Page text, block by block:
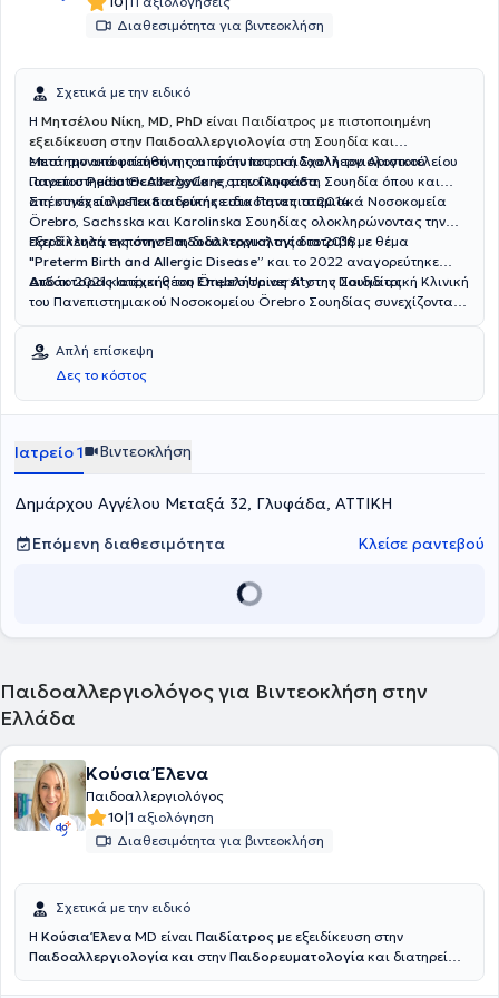
Διαθεσιμότητα για βιντεοκλήση
Σχετικά με την ειδικό
Η Μητσέλου Νίκη, MD, PhD είναι Παιδίατρος με πιστοποιημένη
εξειδίκευση στην Παιδοαλλεργιολογία στη Σουηδία και
επιστημονικά υπεύθυνη του πρότυπου παιδοαλλεργιολογικού
ιατρείουPediatricAllergyCareστηνΓλυφάδα.
Μετά την αποφοίτησή της από την Ιατρική Σχολή του Αριστοτελείου
Πανεπιστημίου Θεσσαλονίκης, μετοίκησε στη Σουηδία όπου και
απέκτησε τίτλοΠαιδιατρικήςειδικότητας το 2014.
Στη συνέχεια μετεκπαιδεύτηκε στα Πανεπιστημιακά Νοσοκομεία
Örebro, Sachsska και Karolinska Σουηδίας ολοκληρώνοντας την
εξειδίκευσή της στηνΠαιδοαλλεργιολογίατο 2018.
Παράλληλα εκπόνησε τη διδακτορική της διατριβή με θέμα
"Preterm Birth and Allergic Disease” και το 2022 αναγορεύτηκε
ΔιδάκτοραςΙατρικής του Örebro University της Σουηδίας.
Από το 2021 κατέχει θέση Επιμελήτριας Α'στην Παιδιατρική Κλινική
του Πανεπιστημιακού Νοσοκομείου Örebro Σουηδίας συνεχίζοντας
Απλή επίσκεψη
Δες το κόστος
Ιατρείο 1 Βιντεοκλήση
Δημάρχου Αγγέλου Μεταξά 32, Γλυφάδα, ΑΤΤΙΚΗ
Επόμενη διαθεσιμότητα
Κλείσε ραντεβού
Παιδοαλλεργιολόγος για Βιντεοκλήση στην
Ελλάδα
Κούσια Έλενα
Παιδοαλλεργιολόγος
10|1 αξιολόγηση
Διαθεσιμότητα για βιντεοκλήση
Σχετικά με την ειδικό
Η Κούσια Έλενα MD είναι Παιδίατρος με εξειδίκευση στην
Παιδοαλλεργιολογία και στην Παιδορευματολογία και διατηρεί